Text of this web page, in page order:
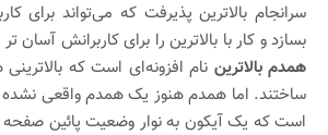
سرانجام بالاترین پذیرفت که می‌تواند برای
بسازد و کار با بالاترین را برای کاربرانش
همدم بالاترین نام افزونه‌ای است که
ساختند. اما همدم هنوز یک همدم واقعی
است که یک آیکون به نوار وضعیت پائین